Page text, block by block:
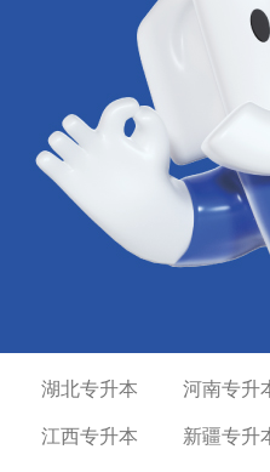
湖北专升本 河南专升
江西专升本 新疆专升